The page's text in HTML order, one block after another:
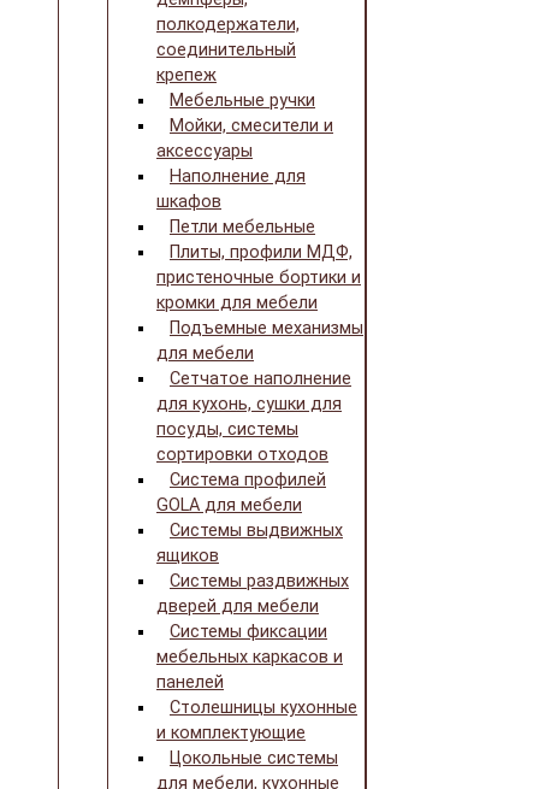
полкодержатели,
соединительный
крепеж
Мебельные ручки
Мойки, смесители и
аксессуары
Наполнение для
шкафов
Петли мебельные
Плиты, профили МДФ,
пристеночные бортики и
кромки для мебели
Подъемные механизмы
для мебели
Сетчатое наполнение
для кухонь, сушки для
посуды, системы
сортировки отходов
Система профилей
GOLA для мебели
Системы выдвижных
ящиков
Системы раздвижных
дверей для мебели
Системы фиксации
мебельных каркасов и
панелей
Столешницы кухонные
и комплектующие
Цокольные системы
для мебели, кухонные